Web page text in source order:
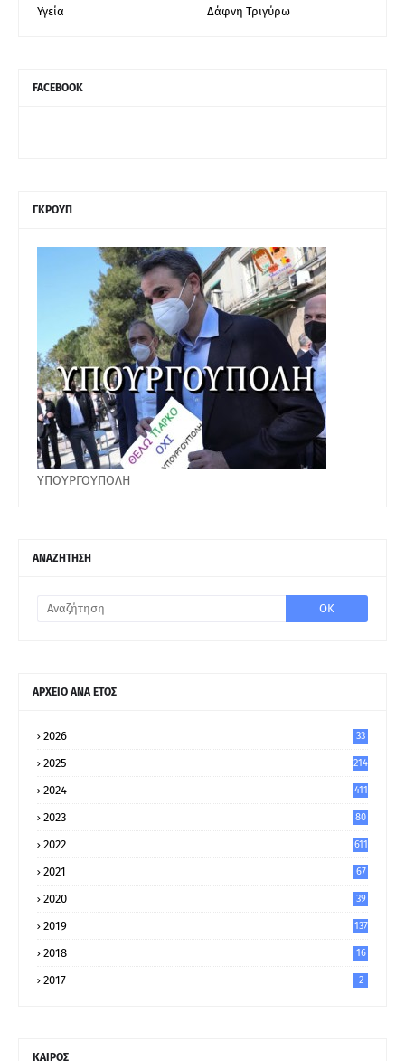
Υγεία
Δάφνη Τριγύρω
FACEBOOK
ΓΚΡΟΥΠ
ΥΠΟΥΡΓΟΥΠΟΛΗ
ΑΝΑΖΗΤΗΣΗ
ΑΡΧΕΙΟ ΑΝΑ ΕΤΟΣ
2026 33
2025 214
2024 411
2023
80
2022 611
2021
67
2020
39
2019 137
2018 16
2017 2
ΚΑΙΡΟΣ